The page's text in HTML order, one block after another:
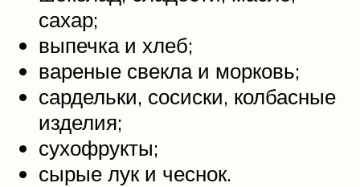
сахар;
выпечка и хлеб;
вареные свекла и морковь;
сардельки, сосиски, колбасные
изделия;
сухофрукты;
сырые лук и чеснок.